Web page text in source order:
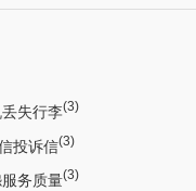
失行李(3)
投诉信(3)
务质量(3)